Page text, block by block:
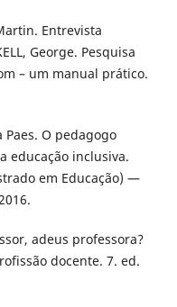
Entrevista
George. Pesquisa
– um manual prático.
Paes. O pedagogo
educação inclusiva.
em Educação) —
adeus professora?
docente. 7. ed.